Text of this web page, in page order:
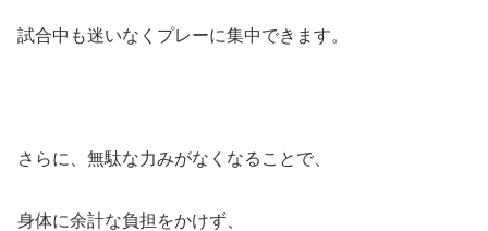
試合中も迷いなくプレーに集中できます。
さらに、無駄な力みがなくなることで、
身体に余計な負担をかけず、